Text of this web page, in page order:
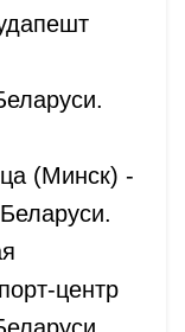
(Минск) -
центр